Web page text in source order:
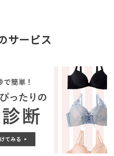
サービス